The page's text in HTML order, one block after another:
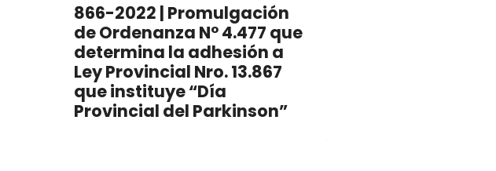
866-2022 | Promulgación
de Ordenanza N° 4.477 que
determina la adhesión a
Ley Provincial Nro. 13.867
que instituye “Día
Provincial del Parkinson”